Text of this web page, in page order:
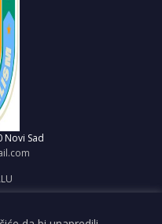
Novi Sad